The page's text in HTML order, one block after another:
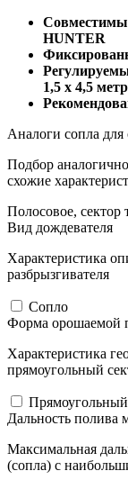
Совместимы
HUNTER
1,5 x 4,5
Аналоги сопла для
Подбор
схожие
Полосовое, сектор
Вид дождевателя
Характеристика
разбрызгивателя
Сопло
Форма орошаемой
Характеристика
прямоугольный
Прямоугольный
Дальность полива
Максимальная
(сопла) с